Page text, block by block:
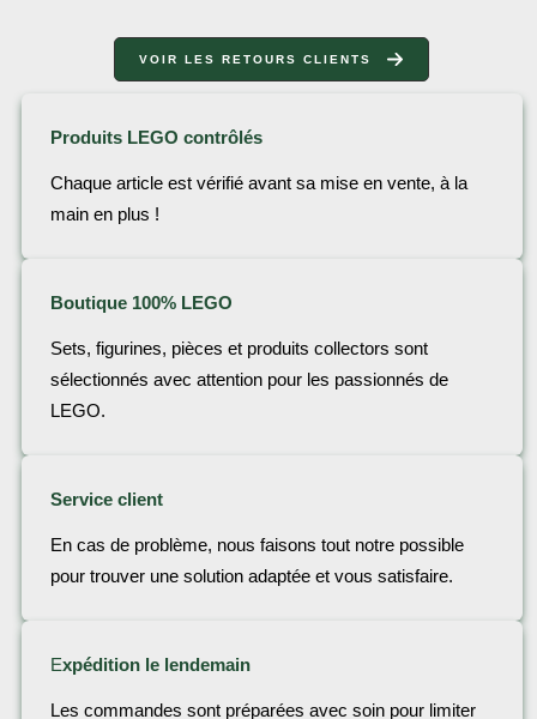
VOIR LES RETOURS CLIENTS
Produits LEGO contrôlés
Chaque article est vérifié avant sa mise en vente, à la
main en plus !
Boutique 100% LEGO
Sets, figurines, pièces et produits collectors sont
sélectionnés avec attention pour les passionnés de
LEGO.
Service client
En cas de problème, nous faisons tout notre possible
pour trouver une solution adaptée et vous satisfaire.
Expédition le lendemain
Les commandes sont préparées avec soin pour limiter